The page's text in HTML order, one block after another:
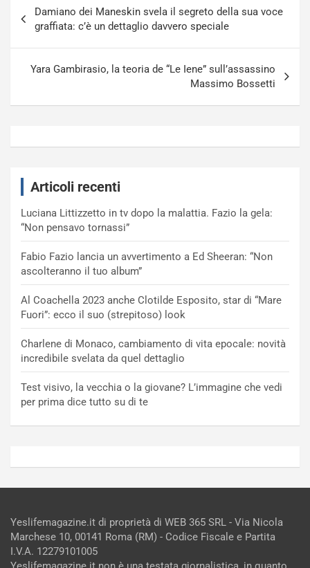
articoli
Damiano dei Maneskin svela il segreto della sua voce
graffiata: c’è un dettaglio davvero speciale
Yara Gambirasio, la teoria de “Le Iene” sull’assassino
Massimo Bossetti
Articoli recenti
Luciana Littizzetto in tv dopo la malattia. Fazio la gela:
“Non pensavo tornassi”
Fabio Fazio lancia un avvertimento a Ed Sheeran: “Non
ascolteranno il tuo album”
Al Coachella 2023 anche Clotilde Esposito, star di “Mare
Fuori”: ecco il suo (strepitoso) look
Charlene di Monaco, cambiamento di vita epocale: novità
incredibile svelata da quel dettaglio
Test visivo, la vecchia o la giovane? L’immagine che vedi
per prima dice tutto su di te
Yeslifemagazine.it di proprietà di WEB 365 SRL - Via Nicola
Marchese 10, 00141 Roma (RM) - Codice Fiscale e Partita
I.V.A. 12279101005